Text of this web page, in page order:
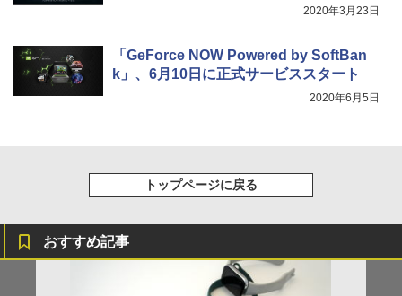
2020年3月23日
「GeForce NOW Powered by SoftBan
k」、6月10日に正式サービススタート
2020年6月5日
トップページに戻る
おすすめ記事